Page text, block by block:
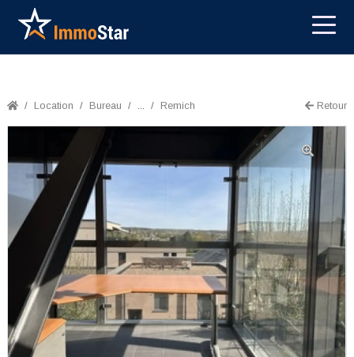
Location Bureau ... Remich Retour